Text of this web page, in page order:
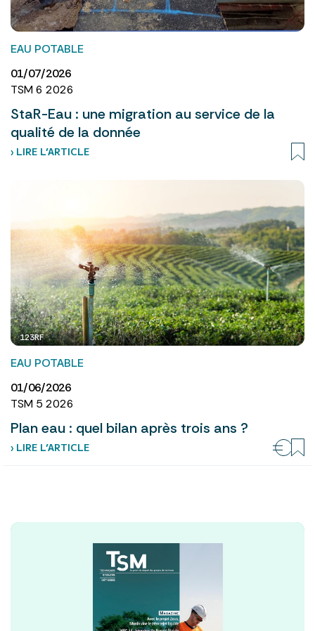
EAU POTABLE
01/07/2026
TSM 6 2026
StaR-Eau : une migration au service de la
qualité de la donnée
› LIRE L’ARTICLE
123RF
EAU POTABLE
01/06/2026
TSM 5 2026
Plan eau : quel bilan après trois ans ?
› LIRE L’ARTICLE